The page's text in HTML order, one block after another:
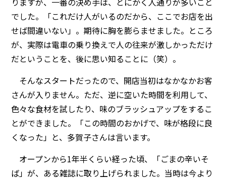
でした。「これだけ人がいるのだから、ここでお店を出
せば間違いない」。期待に胸を膨らませました。ところ
が、実際は電車の乗り換えで人の往来が激しかっただけ
だということを、後に思い知ることに（笑）。
そんなスタートだったので、開店当初はなかなかお客
さんが入りません。ただ、逆に空いた時間を利用して、
色々な食材を試したり、味のブラッシュアップをするこ
とができました。「この時間のおかげで、味が格段に良
くなった」と、多賀子さんは言います。
オープンから1年半くらい経った頃、「ごまの辛いそ
ば」が、ある雑誌に取り上げられました。当時は今より